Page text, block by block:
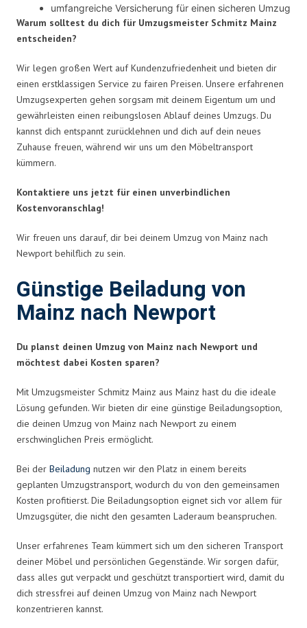
umfangreiche Versicherung für einen sicheren Umzug
Warum solltest du dich für Umzugsmeister Schmitz Mainz
entscheiden?
Wir legen großen Wert auf Kundenzufriedenheit und bieten dir
einen erstklassigen Service zu fairen Preisen. Unsere erfahrenen
Umzugsexperten gehen sorgsam mit deinem Eigentum um und
gewährleisten einen reibungslosen Ablauf deines Umzugs. Du
kannst dich entspannt zurücklehnen und dich auf dein neues
Zuhause freuen, während wir uns um den Möbeltransport
kümmern.
Kontaktiere uns jetzt für einen unverbindlichen
Kostenvoranschlag!
Wir freuen uns darauf, dir bei deinem Umzug von Mainz nach
Newport behilflich zu sein.
Günstige Beiladung von
Mainz nach Newport
Du planst deinen Umzug von Mainz nach Newport und
möchtest dabei Kosten sparen?
Mit Umzugsmeister Schmitz Mainz aus Mainz hast du die ideale
Lösung gefunden. Wir bieten dir eine günstige Beiladungsoption,
die deinen Umzug von Mainz nach Newport zu einem
erschwinglichen Preis ermöglicht.
Bei der Beiladung nutzen wir den Platz in einem bereits
geplanten Umzugstransport, wodurch du von den gemeinsamen
Kosten profitierst. Die Beiladungsoption eignet sich vor allem für
Umzugsgüter, die nicht den gesamten Laderaum beanspruchen.
Unser erfahrenes Team kümmert sich um den sicheren Transport
deiner Möbel und persönlichen Gegenstände. Wir sorgen dafür,
dass alles gut verpackt und geschützt transportiert wird, damit du
dich stressfrei auf deinen Umzug von Mainz nach Newport
konzentrieren kannst.